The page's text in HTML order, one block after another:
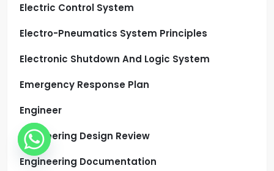
Electric Control System
Electro-Pneumatics System Principles
Electronic Shutdown And Logic System
Emergency Response Plan
Engineer
Engineering Design Review
Engineering Documentation